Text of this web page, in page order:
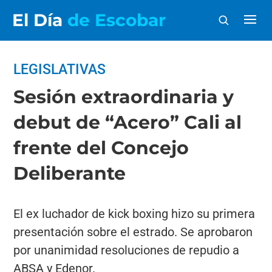
El Día de Escobar
LEGISLATIVAS
Sesión extraordinaria y
debut de “Acero” Cali al
frente del Concejo
Deliberante
El ex luchador de kick boxing hizo su primera
presentación sobre el estrado. Se aprobaron
por unanimidad resoluciones de repudio a
ABSA y Edenor.